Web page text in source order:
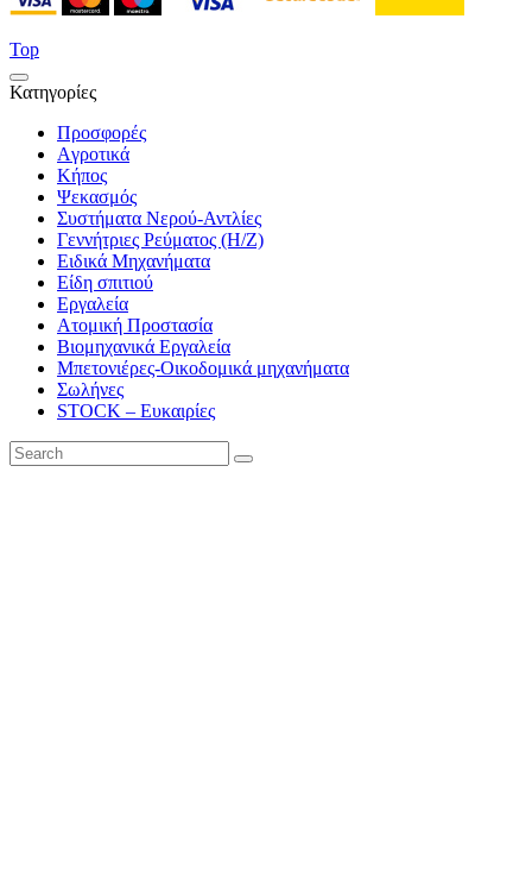
Top
Κατηγορίες
Προσφορές
Aγροτικά
Κήπος
Ψεκασμός
Συστήματα Νερού-Αντλίες
Γεννήτριες Ρεύματος (Η/Ζ)
Ειδικά Μηχανήματα
Είδη σπιτιού
Εργαλεία
Ατομική Προστασία
Βιομηχανικά Εργαλεία
Μπετονιέρες-Οικοδομικά μηχανήματα
Σωλήνες
STOCK – Ευκαιρίες